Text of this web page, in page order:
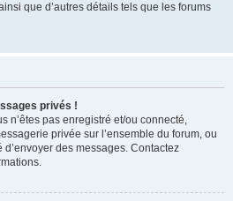
que d’autres détails tels que les forums
privés !
n’êtes pas enregistré et/ou connecté,
privée sur l’ensemble du forum, ou
d’envoyer des messages. Contactez